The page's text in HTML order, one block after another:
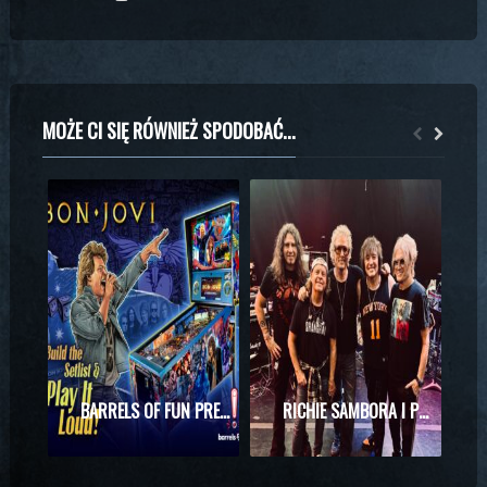
MOŻE CI SIĘ RÓWNIEŻ SPODOBAĆ...
BARRELS OF FUN PREZENTUJE MASZYNĘ DO PINBALLA Z MOTYWAMI BON JOVI RICHIE SAMBORA I PHIL X RAZEM NA SCENIE! WYJĄTKOWE SPOTKANIE PODCZAS KONCERTU KINGS OF CHAOS